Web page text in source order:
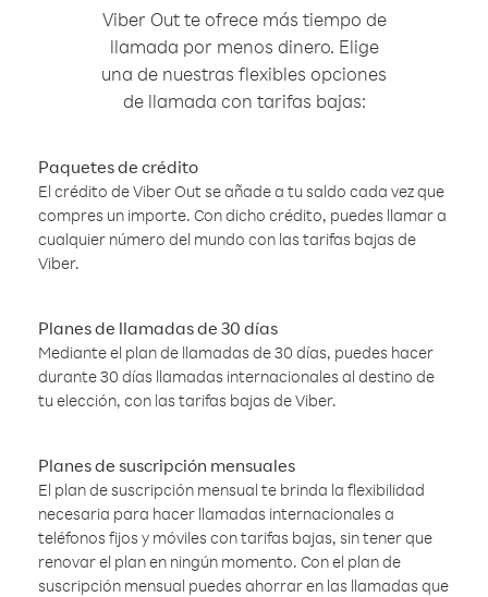
Viber Out te ofrece más tiempo de
llamada por menos dinero. Elige
una de nuestras flexibles opciones
de llamada con tarifas bajas:
Paquetes de crédito
El crédito de Viber Out se añade a tu saldo cada vez que
compres un importe. Con dicho crédito, puedes llamar a
cualquier número del mundo con las tarifas bajas de
Viber.
Planes de llamadas de 30 días
Mediante el plan de llamadas de 30 días, puedes hacer
durante 30 días llamadas internacionales al destino de
tu elección, con las tarifas bajas de Viber.
Planes de suscripción mensuales
El plan de suscripción mensual te brinda la flexibilidad
necesaria para hacer llamadas internacionales a
teléfonos fijos y móviles con tarifas bajas, sin tener que
renovar el plan en ningún momento. Con el plan de
suscripción mensual puedes ahorrar en las llamadas que